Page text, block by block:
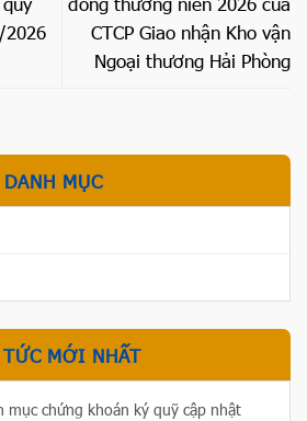
2026
CTCP Giao nhận Kho vận
Ngoại thương Hải Phòng
DANH MỤC
MỚI NHẤT
mục chứng khoán ký quỹ cập nhật